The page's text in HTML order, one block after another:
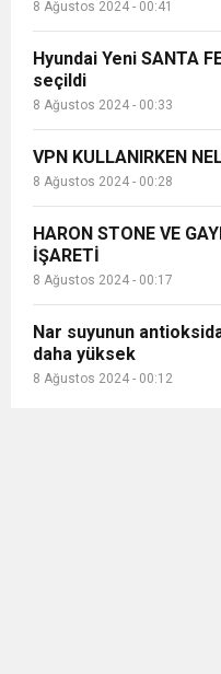
8 Ağustos 2024 - 00:41
Hyundai Yeni SANTA
seçildi
8 Ağustos 2024 - 00:33
VPN KULLANIRKEN
8 Ağustos 2024 - 00:28
HARON STONE VE
İŞARETİ
8 Ağustos 2024 - 00:17
Nar suyunun
daha yüksek
8 Ağustos 2024 - 00:12